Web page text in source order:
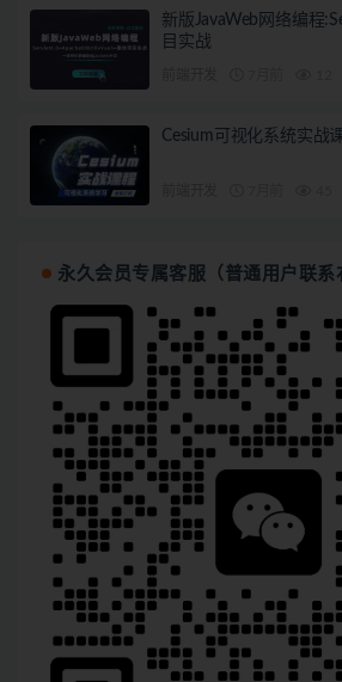
新版JavaWeb网络编程
目实战
Cesium可视化系统实战
永久会员专属客服（普通用户联系